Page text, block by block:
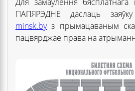
ПАПЯРЭДНЕ даслаць
minsk.byз прымацаваным
пацвярджае права на